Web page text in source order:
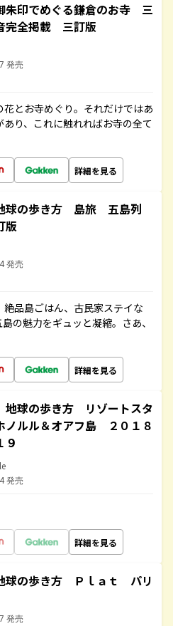
印でめぐる鎌倉のお寺 三
完全掲載 三訂版
発売
とお寺めぐり。それだけではあ
り、これに触れればお寺の全て
詳細を見る
球の歩き方 島旅 五島列
版
発売
品島ごはん、古民家ステイな
の魅力をギュッと凝縮。さあ、
詳細を見る
球の歩き方 リゾートスタ
ルル＆オアフ島 ２０１８
９
発売
詳細を見る
球の歩き方 Ｐｌａｔ パリ
発売